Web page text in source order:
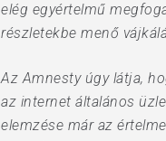
elég egyértelmű
részletekbe menő
Az Amnesty úgy látja,
az internet általános
elemzése már az